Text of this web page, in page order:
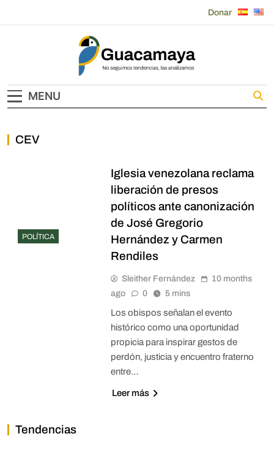
Donar
Guacamaya
MENU
CEV
POLÍTICA
Iglesia venezolana reclama
liberación de presos
políticos ante canonización
de José Gregorio
Hernández y Carmen
Rendiles
Sleither Fernández
10 months
ago
0 5 mins
Los obispos señalan el evento
histórico como una oportunidad
propicia para inspirar gestos de
perdón, justicia y encuentro fraterno
entre…
Leer más
Tendencias